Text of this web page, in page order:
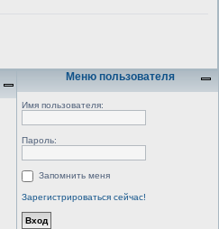
Меню пользователя
Имя пользователя:
Пароль:
Запомнить меня
Зарегистрироваться сейчас!